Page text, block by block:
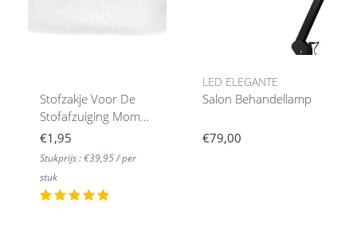
Stofzakje Voor De
Stofafzuiging Momo
S41
€1,95
Stukprijs : €39,95 / per
stuk
LED ELEGANTE
Salon Behandellamp
€79,00